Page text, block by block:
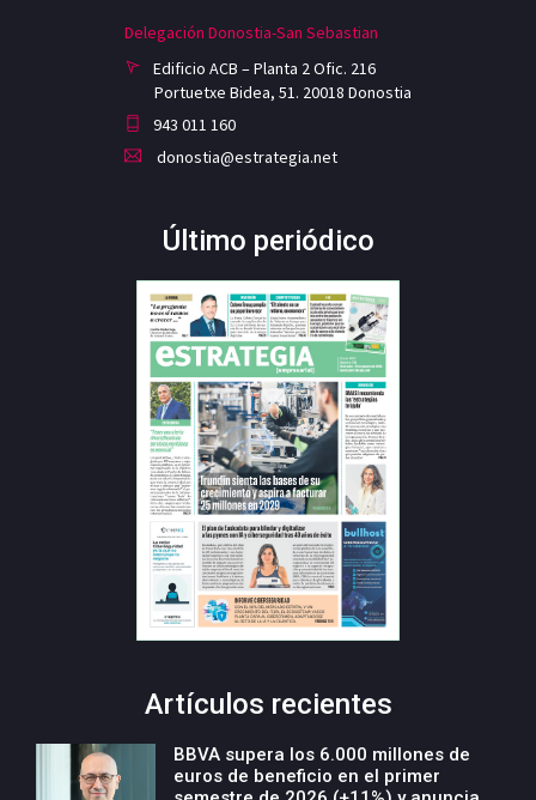
Delegación Donostia-San Sebastian
Edificio ACB – Planta 2 Ofic. 216
Portuetxe Bidea, 51. 20018 Donostia
943 011 160
donostia@estrategia.net
Último periódico
Artículos recientes
BBVA supera los 6.000 millones de
euros de beneficio en el primer